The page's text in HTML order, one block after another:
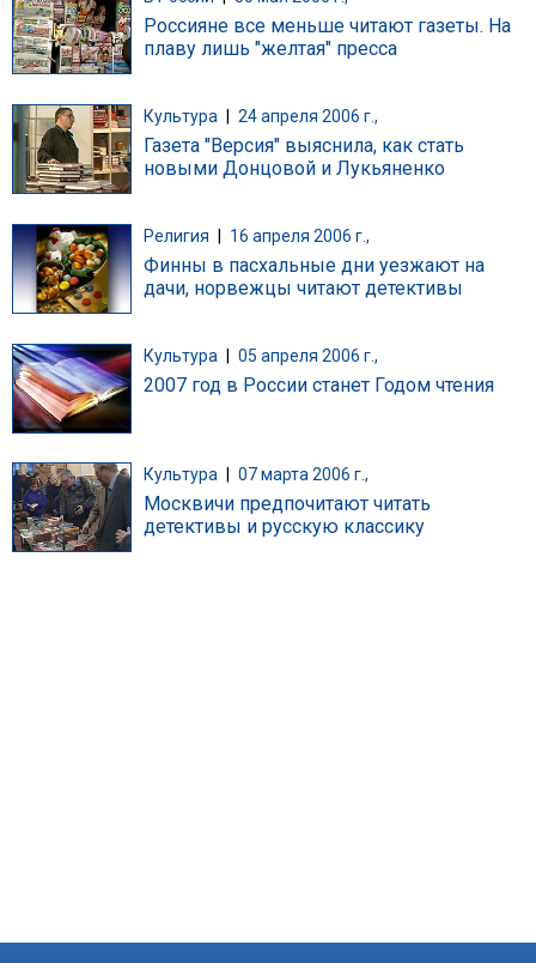
Россияне все меньше читают газеты. На
плаву лишь "желтая" пресса
Культура 24 апреля 2006 г.,
Газета "Версия" выяснила, как стать
новыми Донцовой и Лукьяненко
Религия 16 апреля 2006 г.,
Финны в пасхальные дни уезжают на
дачи, норвежцы читают детективы
Культура 05 апреля 2006 г.,
2007 год в России станет Годом чтения
Культура 07 марта 2006 г.,
Москвичи предпочитают читать
детективы и русскую классику